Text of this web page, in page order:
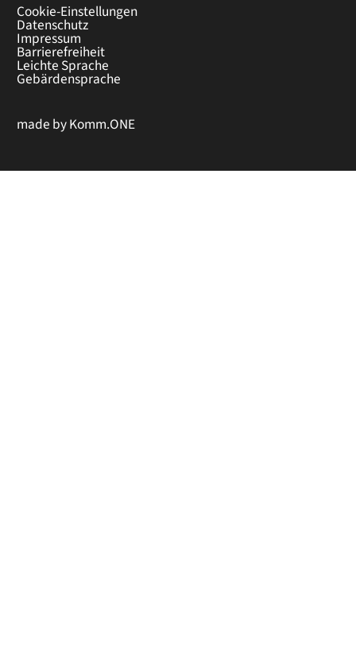
Cookie-Einstellungen
Datenschutz
Impressum
Barrierefreiheit
Leichte Sprache
Gebärdensprache
made byKomm.ONE